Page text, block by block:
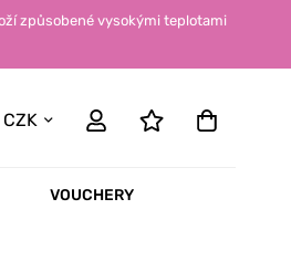
způsobené vysokými teplotami
CZK
VOUCHERY